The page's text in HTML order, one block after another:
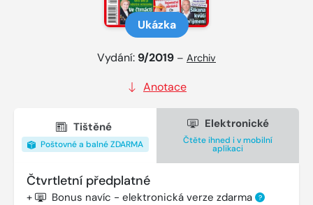
Ukázka
Vydání: 9/2019 – Archiv
Anotace
Tištěné
Poštovné a balné ZDARMA
Elektronické
Čtěte ihned i v mobilní
aplikaci
Čtvrtletní předplatné
+ Bonus navíc - elektronická verze zdarma ?